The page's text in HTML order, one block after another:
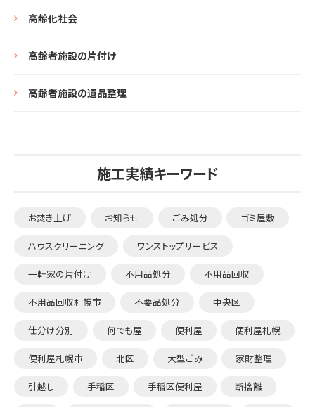
高齢化社会
高齢者施設の片付け
高齢者施設の遺品整理
施工実績キーワード
お焚き上げ お知らせ ごみ処分 ゴミ屋敷
ハウスクリーニング ワンストップサービス
一軒家の片付け 不用品処分 不用品回収
不用品回収札幌市 不要品処分 中央区
仕分け分別 何でも屋 便利屋 便利屋札幌
便利屋札幌市 北区 大型ごみ 家財整理
引越し 手稲区 手稲区便利屋 断捨離